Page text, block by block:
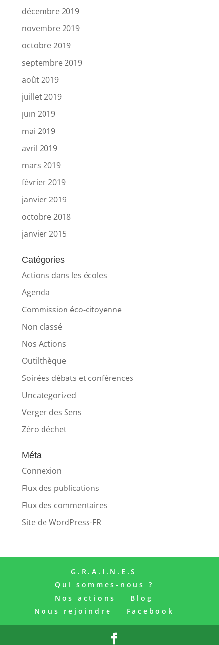
décembre 2019
novembre 2019
octobre 2019
septembre 2019
août 2019
juillet 2019
juin 2019
mai 2019
avril 2019
mars 2019
février 2019
janvier 2019
octobre 2018
janvier 2015
Catégories
Actions dans les écoles
Agenda
Commission éco-citoyenne
Non classé
Nos Actions
Outilthèque
Soirées débats et conférences
Uncategorized
Verger des Sens
Zéro déchet
Méta
Connexion
Flux des publications
Flux des commentaires
Site de WordPress-FR
G.R.A.I.N.E.S
Qui sommes-nous ?
Nos actions
Blog
Nous rejoindre
Facebook